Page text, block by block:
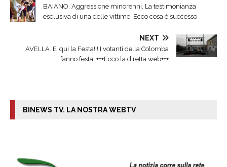
BAIANO. Aggressione minorenni. La testimonianza
esclusiva di una delle vittime. Ecco cosa è successo
NEXT
AVELLA. E’ qui la Festa!!! I votanti della Colomba
fanno festa. +++Ecco la diretta web+++
BINEWS TV. LA NOSTRA WEBTV